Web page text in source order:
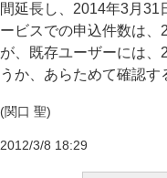
間延長し、2014年3月31
ービスでの申込件数は、
が、既存ユーザーには
うか、あらためて確認す
(関口 聖)
2012/3/8 18:29